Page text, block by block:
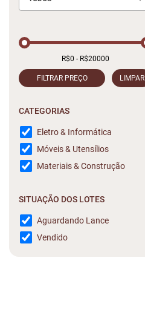
FILTRAR PREÇO LIMPAR
CATEGORIAS
Eletro & Informática
Móveis & Utensílios
Materiais & Construção
SITUAÇÃO DOS LOTES
Aguardando Lance
Vendido